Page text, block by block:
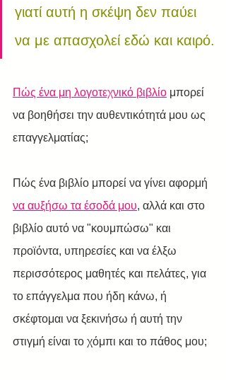
γιατί αυτή η σκέψη δεν παύει
να με απασχολεί εδώ και καιρό.
Πώς ένα μη λογοτεχνικό βιβλίο μπορεί
να βοηθήσει την αυθεντικότητά μου ως
επαγγελματίας;
Πώς ένα βιβλίο μπορεί να γίνει αφορμή
να αυξήσω τα έσοδά μου, αλλά και στο
βιβλίο αυτό να "κουμπώσω" και
προϊόντα, υπηρεσίες και να έλξω
περισσότερος μαθητές και πελάτες, για
το επάγγελμα που ήδη κάνω, ή
σκέφτομαι να ξεκινήσω ή αυτή την
στιγμή είναι το χόμπι και το πάθος μου;